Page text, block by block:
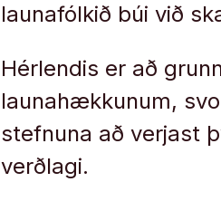
launafólkið búi við
Hérlendis er að
launahækkunum,
stefnuna að verjast
verðlagi.